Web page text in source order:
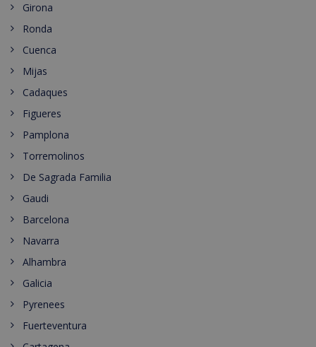
Girona
Ronda
Cuenca
Mijas
Cadaques
Figueres
Pamplona
Torremolinos
De Sagrada Familia
Gaudi
Barcelona
Navarra
Alhambra
Galicia
Pyrenees
Fuerteventura